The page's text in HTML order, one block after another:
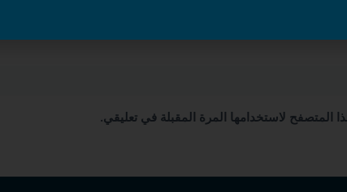
المتصفح لاستخدامها المرة المقبلة في تعليقي.